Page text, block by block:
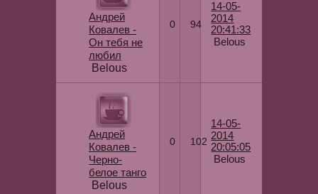
Андрей
Ковалев -
Он тебя не
любил
Belous
0 94
14-05-
2014
20:41:33
Belous
Андрей
Ковалев -
Черно-
белое танго
Belous
0 102
14-05-
2014
20:05:05
Belous